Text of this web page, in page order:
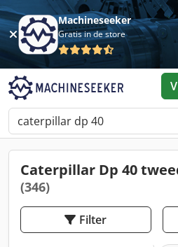
Machineseeker
Gratis in de store
Caterpillar Dp 40
(346)
Filter